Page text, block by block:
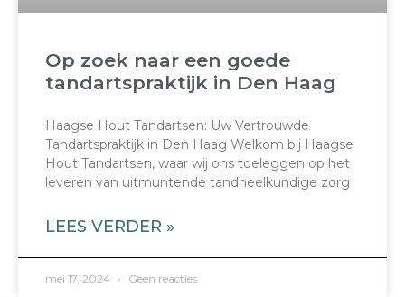
Op zoek naar een goede
tandartspraktijk in Den Haag
Haagse Hout Tandartsen: Uw Vertrouwde
Tandartspraktijk in Den Haag Welkom bij Haagse
Hout Tandartsen, waar wij ons toeleggen op het
leveren van uitmuntende tandheelkundige zorg
LEES VERDER »
mei 17, 2024 Geen reacties